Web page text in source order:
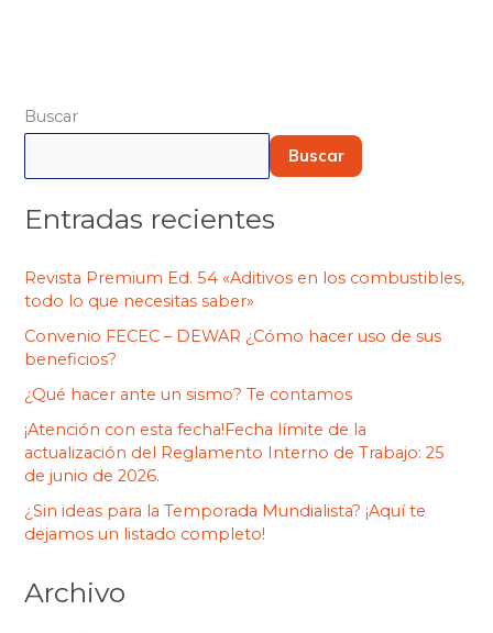
Buscar
Buscar
Entradas recientes
Revista Premium Ed. 54 «Aditivos en los combustibles,
todo lo que necesitas saber»
Convenio FECEC – DEWAR ¿Cómo hacer uso de sus
beneficios?
¿Qué hacer ante un sismo? Te contamos
¡Atención con esta fecha!Fecha límite de la
actualización del Reglamento Interno de Trabajo: 25
de junio de 2026.
¿Sin ideas para la Temporada Mundialista? ¡Aquí te
dejamos un listado completo!
Archivo